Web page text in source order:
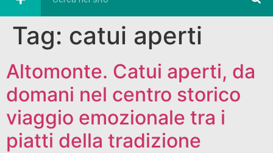
Tag: catui aperti
Altomonte. Catui aperti, da
domani nel centro storico
viaggio emozionale tra i
piatti della tradizione